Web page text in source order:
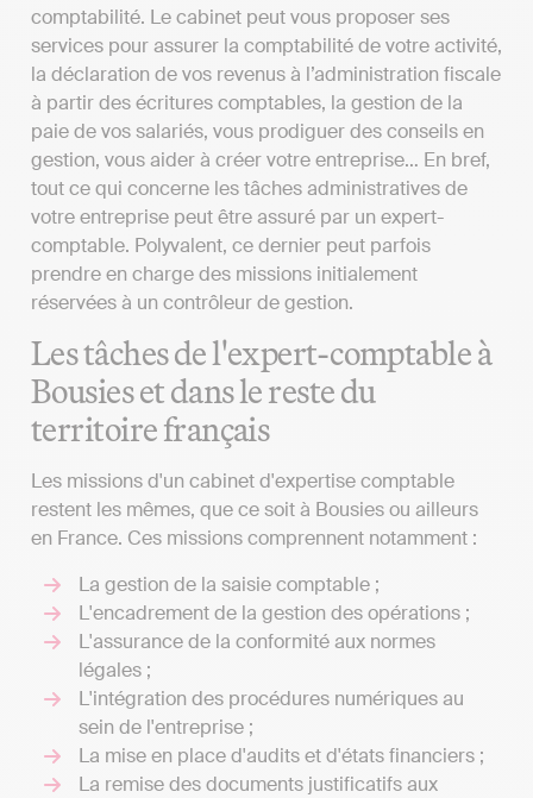
comptabilité. Le cabinet peut vous proposer ses
services pour assurer la comptabilité de votre activité,
la déclaration de vos revenus à l’administration fiscale
à partir des écritures comptables, la gestion de la
paie de vos salariés, vous prodiguer des conseils en
gestion, vous aider à créer votre entreprise… En bref,
tout ce qui concerne les tâches administratives de
votre entreprise peut être assuré par un expert-
comptable. Polyvalent, ce dernier peut parfois
prendre en charge des missions initialement
réservées à un contrôleur de gestion.
Les tâches de l'expert-comptable à
Bousies et dans le reste du
territoire français
Les missions d'un cabinet d'expertise comptable
restent les mêmes, que ce soit à Bousies ou ailleurs
en France. Ces missions comprennent notamment :
La gestion de la saisie comptable ;
L'encadrement de la gestion des opérations ;
L'assurance de la conformité aux normes
légales ;
L'intégration des procédures numériques au
sein de l'entreprise ;
La mise en place d'audits et d'états financiers ;
La remise des documents justificatifs aux